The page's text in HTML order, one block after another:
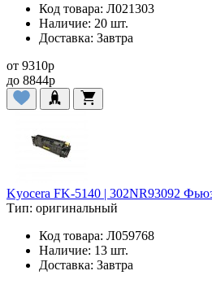
Код товара: Л021303
Наличие: 20 шт.
Доставка: Завтра
от 9310p
до 8844p
Kyocera FK-5140 | 302NR93092
Тип: оригинальный
Код товара: Л059768
Наличие: 13 шт.
Доставка: Завтра